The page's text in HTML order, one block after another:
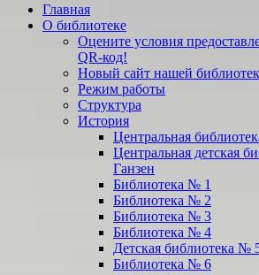
вверх
Главная
О библиотеке
Оцените условия
QR-код!
Новый сайт нашей
Режим работы
Структура
История
Центральная
Центральная детская
Ганзен
Библиотека № 1
Библиотека № 2
Библиотека № 3
Библиотека № 4
Детская библиотека №
Библиотека № 6